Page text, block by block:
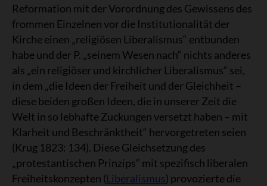
Reformation mit der Vorordnung des Gewissens des
frommen Einzelnen vor die Institutionalität der
Kirche einen „religiösen Liberalismus“ entbunden
habe und der P. „seinem Wesen nach“ nichts anderes
als „ein religiöser und kirchlicher Liberalismus“ sei,
in dem „die Ideen der Freiheit und der Gleichheit –
diese beiden großen Ideen, die in unserer Zeit die
Welt in so lebhafte Zuckungen versetzt haben – mit
Klarheit und Beschränktheit“ hervorgetreten seien
(Krug 1823: 134). Diese Gleichsetzung des
„protestantischen Prinzips“ mit spezifisch liberalen
Freiheitskonzepten (Liberalismus) provozierte die